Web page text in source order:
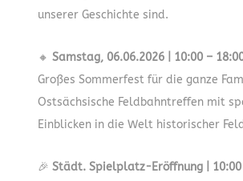
unserer Geschichte sind.
🔸 Samstag, 06.06.2026 | 10:00 –
Großes Sommerfest für die ganze
Ostsächsische Feldbahntreffen mit
Einblicken in die Welt historischer
🎉 Städt. Spielplatz-Eröffnung | 10:00